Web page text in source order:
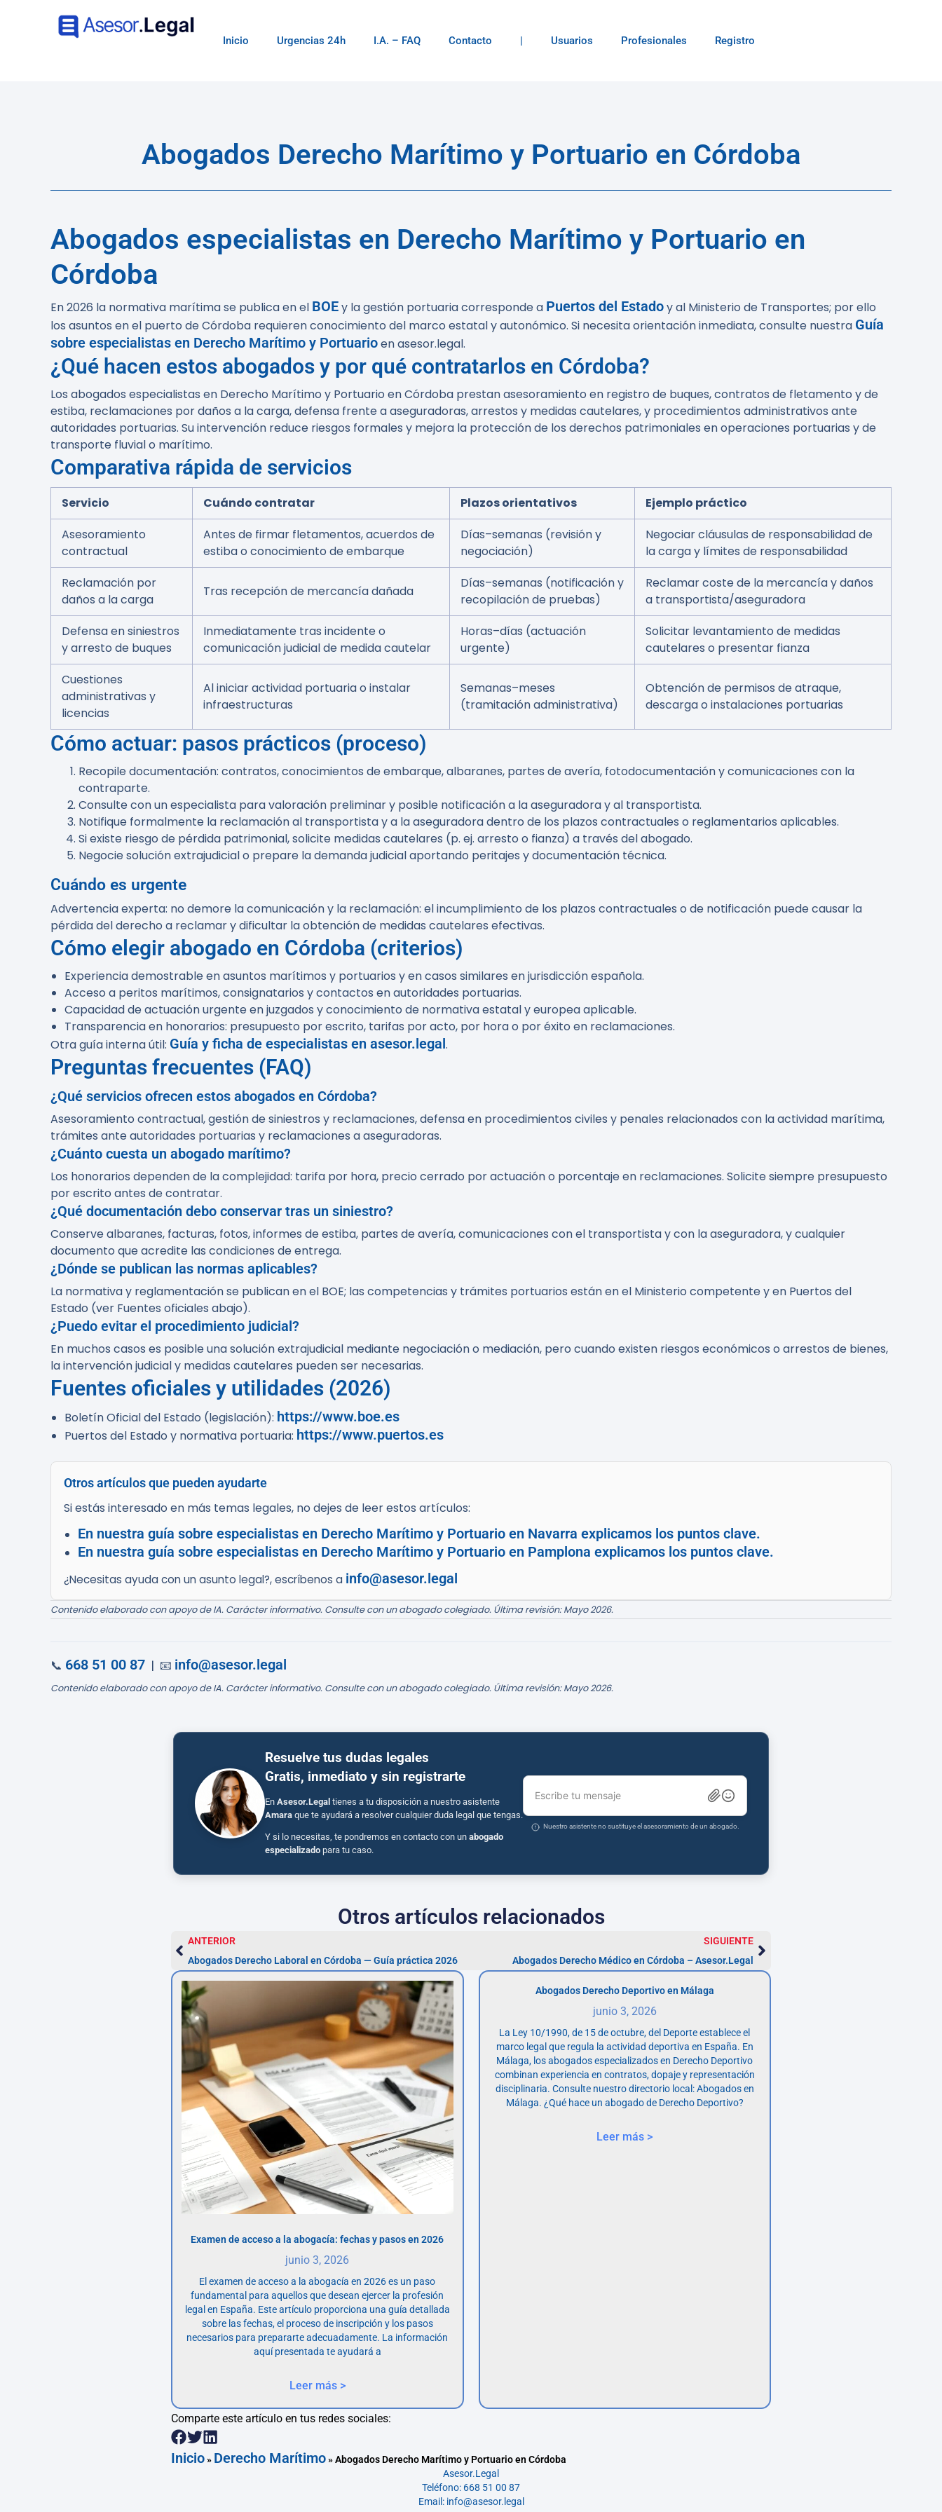
Inicio Urgencias 24h I.A. – FAQ Contacto | Usuarios Profesionales Registro
Abogados Derecho Marítimo y Portuario en Córdoba
Abogados especialistas en Derecho Marítimo y Portuario en
Córdoba
En 2026 la normativa marítima se publica en el BOEy la gestión portuaria corresponde a Puertos del Estadoy al Ministerio de Transportes; por ello
los asuntos en el puerto de Córdoba requieren conocimiento del marco estatal y autonómico. Si necesita orientación inmediata, consulte nuestra Guía
sobre especialistas en Derecho Marítimo y Portuarioen asesor.legal.
¿Qué hacen estos abogados y por qué contratarlos en Córdoba?
Los abogados especialistas en Derecho Marítimo y Portuario en Córdoba prestan asesoramiento en registro de buques, contratos de fletamento y de
estiba, reclamaciones por daños a la carga, defensa frente a aseguradoras, arrestos y medidas cautelares, y procedimientos administrativos ante
autoridades portuarias. Su intervención reduce riesgos formales y mejora la protección de los derechos patrimoniales en operaciones portuarias y de
transporte fluvial o marítimo.
Comparativa rápida de servicios
Servicio Cuándo contratar Plazos orientativos
Ejemplo práctico
Asesoramiento
contractual
Antes de firmar fletamentos, acuerdos de
estiba o conocimiento de embarque
Días–semanas (revisión y
negociación)
Negociar cláusulas de responsabilidad de
la carga y límites de responsabilidad
Reclamación por
daños a la carga
Tras recepción de mercancía dañada
Días–semanas (notificación y
recopilación de pruebas)
Reclamar coste de la mercancía y daños
a transportista/aseguradora
Defensa en siniestros
y arresto de buques
Inmediatamente tras incidente o
comunicación judicial de medida cautelar
Horas–días (actuación
urgente)
Solicitar levantamiento de medidas
cautelares o presentar fianza
Cuestiones
administrativas y
licencias
Al iniciar actividad portuaria o instalar
infraestructuras
Semanas–meses
(tramitación administrativa)
Obtención de permisos de atraque,
descarga o instalaciones portuarias
Cómo actuar: pasos prácticos (proceso)
Recopile documentación: contratos, conocimientos de embarque, albaranes, partes de avería, fotodocumentación y comunicaciones con la
contraparte.
Consulte con un especialista para valoración preliminar y posible notificación a la aseguradora y al transportista.
Notifique formalmente la reclamación al transportista y a la aseguradora dentro de los plazos contractuales o reglamentarios aplicables.
Si existe riesgo de pérdida patrimonial, solicite medidas cautelares (p. ej. arresto o fianza) a través del abogado.
Negocie solución extrajudicial o prepare la demanda judicial aportando peritajes y documentación técnica.
Cuándo es urgente
Advertencia experta: no demore la comunicación y la reclamación: el incumplimiento de los plazos contractuales o de notificación puede causar la
pérdida del derecho a reclamar y dificultar la obtención de medidas cautelares efectivas.
Cómo elegir abogado en Córdoba (criterios)
Experiencia demostrable en asuntos marítimos y portuarios y en casos similares en jurisdicción española.
Acceso a peritos marítimos, consignatarios y contactos en autoridades portuarias.
Capacidad de actuación urgente en juzgados y conocimiento de normativa estatal y europea aplicable.
Transparencia en honorarios: presupuesto por escrito, tarifas por acto, por hora o por éxito en reclamaciones.
Otra guía interna útil: Guía y ficha de especialistas en asesor.legal.
Preguntas frecuentes (FAQ)
¿Qué servicios ofrecen estos abogados en Córdoba?
Asesoramiento contractual, gestión de siniestros y reclamaciones, defensa en procedimientos civiles y penales relacionados con la actividad marítima,
trámites ante autoridades portuarias y reclamaciones a aseguradoras.
¿Cuánto cuesta un abogado marítimo?
Los honorarios dependen de la complejidad: tarifa por hora, precio cerrado por actuación o porcentaje en reclamaciones. Solicite siempre presupuesto
por escrito antes de contratar.
¿Qué documentación debo conservar tras un siniestro?
Conserve albaranes, facturas, fotos, informes de estiba, partes de avería, comunicaciones con el transportista y con la aseguradora, y cualquier
documento que acredite las condiciones de entrega.
¿Dónde se publican las normas aplicables?
La normativa y reglamentación se publican en el BOE; las competencias y trámites portuarios están en el Ministerio competente y en Puertos del
Estado (ver Fuentes oficiales abajo).
¿Puedo evitar el procedimiento judicial?
En muchos casos es posible una solución extrajudicial mediante negociación o mediación, pero cuando existen riesgos económicos o arrestos de bienes,
la intervención judicial y medidas cautelares pueden ser necesarias.
Fuentes oficiales y utilidades (2026)
Boletín Oficial del Estado (legislación): https://www.boe.es
Puertos del Estado y normativa portuaria: https://www.puertos.es
Otros artículos que pueden ayudarte
Si estás interesado en más temas legales, no dejes de leer estos artículos:
En nuestra guía sobre especialistas en Derecho Marítimo y Portuario en Navarra explicamos los puntos clave.
En nuestra guía sobre especialistas en Derecho Marítimo y Portuario en Pamplona explicamos los puntos clave.
¿Necesitas ayuda con un asunto legal?, escríbenos a info@asesor.legal
Contenido elaborado con apoyo de IA. Carácter informativo. Consulte con un abogado colegiado. Última revisión: Mayo 2026.
📞 668 51 00 87 | 📧 info@asesor.legal
Contenido elaborado con apoyo de IA. Carácter informativo. Consulte con un abogado colegiado. Última revisión: Mayo 2026.
Resuelve tus dudas legales
Gratis, inmediato y sin registrarte
En Asesor.Legal tienes a tu disposición a nuestro asistente
Amara que te ayudará a resolver cualquier duda legal que tengas.
Y si lo necesitas, te pondremos en contacto con un abogado
especializado para tu caso.
Escribe tu mensaje
Nuestro asistente no sustituye el asesoramiento de un abogado.
Otros artículos relacionados
ANTERIOR
Abogados Derecho Laboral en Córdoba — Guía práctica 2026
SIGUIENTE
Abogados Derecho Médico en Córdoba – Asesor.Legal
Examen de acceso a la abogacía: fechas y pasos en 2026
junio 3, 2026
El examen de acceso a la abogacía en 2026 es un paso
fundamental para aquellos que desean ejercer la profesión
legal en España. Este artículo proporciona una guía detallada
sobre las fechas, el proceso de inscripción y los pasos
necesarios para prepararte adecuadamente. La información
aquí presentada te ayudará a
Leer más >
Abogados Derecho Deportivo en Málaga
junio 3, 2026
La Ley 10/1990, de 15 de octubre, del Deporte establece el
marco legal que regula la actividad deportiva en España. En
Málaga, los abogados especializados en Derecho Deportivo
combinan experiencia en contratos, dopaje y representación
disciplinaria. Consulte nuestro directorio local: Abogados en
Málaga. ¿Qué hace un abogado de Derecho Deportivo?
Leer más >
Comparte este artículo en tus redes sociales:
Inicio» Derecho Marítimo»Abogados Derecho Marítimo y Portuario en Córdoba
Asesor.Legal
Teléfono: 668 51 00 87
Email: info@asesor.legal